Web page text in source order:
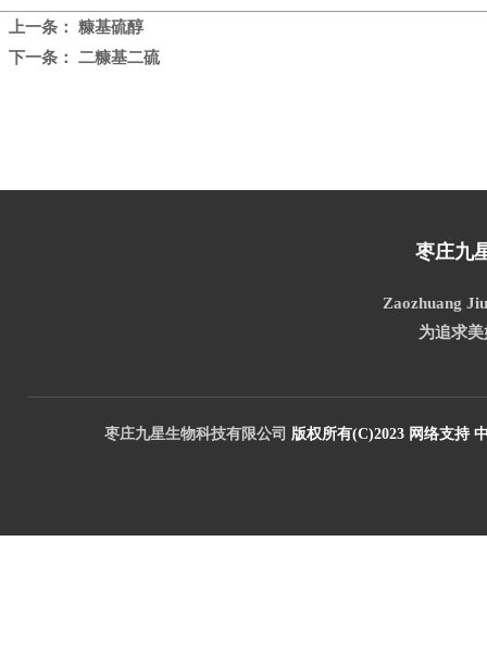
上一条： 糠基硫醇
下一条：
二糠基二硫
枣庄九
Zaozhuang
为追求
枣庄九星生物科技有限公司 版权所有(C)2023 网络支持